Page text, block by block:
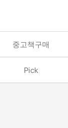
중고책구매
Pick